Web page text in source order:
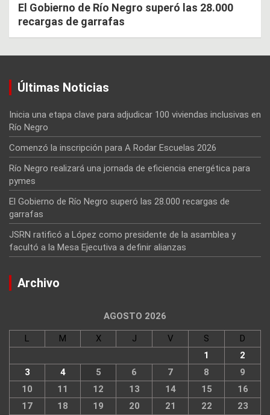
El Gobierno de Río Negro superó las 28.000
recargas de garrafas
Últimas Noticias
Inicia una etapa clave para adjudicar 100 viviendas inclusivas en
Río Negro
Comenzó la inscripción para A Rodar Escuelas 2026
Río Negro realizará una jornada de eficiencia energética para
pymes
El Gobierno de Río Negro superó las 28.000 recargas de
garrafas
JSRN ratificó a López como presidente de la asamblea y
facultó a la Mesa Ejecutiva a definir alianzas
Archivo
AGOSTO 2026
L M X J V S
D
1
2
3
4 5 6 7 8
9
10
11 12 13 14 15
16
17
18 19 20 21 22
23